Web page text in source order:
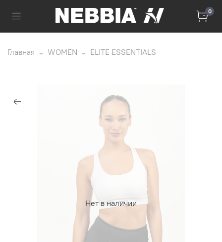
0
Главная WOMEN ELITE ESSENTIALS
Нет в наличии